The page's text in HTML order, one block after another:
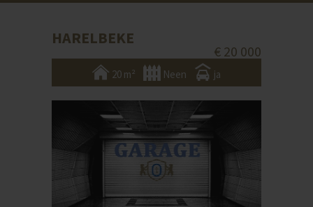
HARELBEKE
€ 20 000
20 m² Neen ja